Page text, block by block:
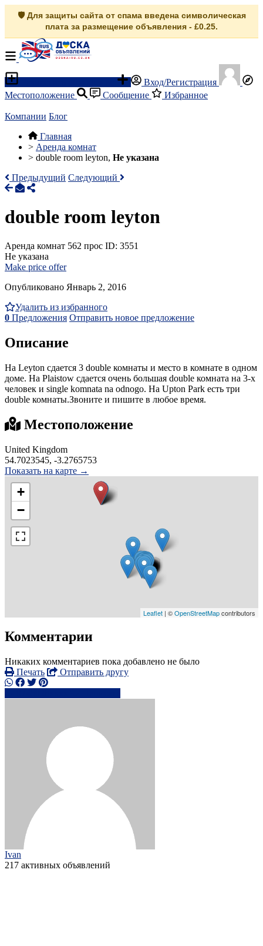
🛡️ Для защиты сайта от спама введена символическая
плата за размещение объявления - £0.25.
Вход/Регистрация
Местоположение
Сообщение Избранное
Компании Блог
Главная
> Аренда комнат
> double room leyton, Не указана
Предыдущий Следующий
double room leyton
Аренда комнат 562 прос ID: 3551
Не указана
Make price offer
Опубликовано Январь 2, 2016
Удалить из избранного
0 Предложения Отправить новое предложение
Описание
На Leyton сдается 3 double комнаты и место в комнате в одном
доме. На Plaistow сдается очень большая double комната на 3-х
человек и single komnata na odnogo. На Upton Park есть три
double комнаты.Звоните и пишите в любое время.
Местоположение
United Kingdom
54.7023545, -3.2765753
Показать на карте →
+
−
Leaflet | ©OpenStreetMapcontributors
Комментарии
Никаких комментариев пока добавлено не было
Печать
Отправить другу
Ivan
217 активных объявлений